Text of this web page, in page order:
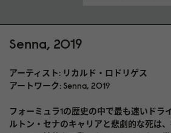
Senna, 2019
アーティスト: リカルド・ロドリゲス
アートワーク: Senna, 2019
フォーミュラ1の歴史の中で最も速いドラ
ルトン・セナのキャリアと悲劇的な死は